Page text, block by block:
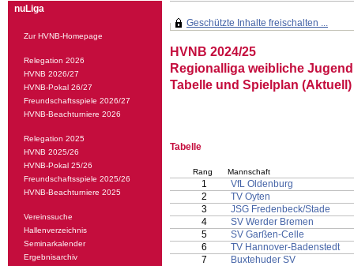
nuLiga
Zur HVNB-Homepage
Relegation 2026
HVNB 2026/27
HVNB-Pokal 26/27
Freundschaftsspiele 2026/27
HVNB-Beachturniere 2026
Relegation 2025
HVNB 2025/26
HVNB-Pokal 25/26
Freundschaftsspiele 2025/26
HVNB-Beachturniere 2025
Vereinssuche
Hallenverzeichnis
Seminarkalender
Ergebnisarchiv
Geschützte Inhalte freischalten ...
HVNB 2024/25
Regionalliga weibliche
Tabelle und Spielplan (Aktuell)
Tabelle
Rang Mannschaft
1
VfL Oldenburg
2
TV Oyten
3
JSG Fredenbeck/Stade
4
SV Werder Bremen
5
SV Garßen-Celle
6
TV Hannover-Badenstedt
7
Buxtehuder SV